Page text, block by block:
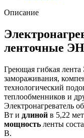
Описание
ленточные
Греющая гибкая лента
замораживания,
технологический
теплообменников и
Электронагреватель
Вт и длиной в 5,22
мощность ленты
В.